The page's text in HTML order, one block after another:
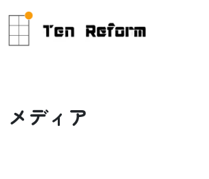
メ ディ ア